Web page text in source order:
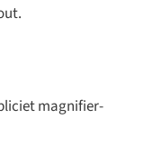
magnifier-